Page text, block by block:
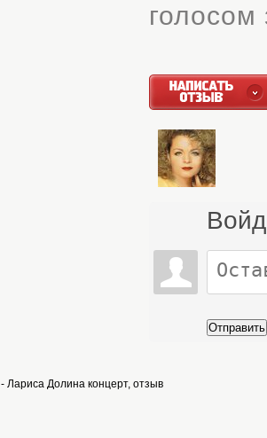
Отправить
- Лариса Долина концерт, отзыв